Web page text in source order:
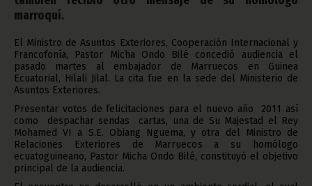
marroquí.
El Ministro de Asuntos Exteriores, Cooperación Internacional y
Francofonía, Pastor Micha Ondo Bilé concedió audiencia el
pasado martes al embajador de Marruecos en Guinea
Ecuatorial, Hilali Jilal. La cita fue en la sede del Ministerio de
Asuntos Exteriores.
Presentar votos de felicitaciones para el nuevo año 2011 así
como despachar sendas cartas, una de Su Majestad el Rey
Mohamed VI a S.E. Obiang Nguema, y otra del Ministro de
Relaciones Exteriores de Marruecos a su homólogo
ecuatoguineano, Pastor Micha Ondo Bilé, constituyó el objetivo
principal de la audiencia.